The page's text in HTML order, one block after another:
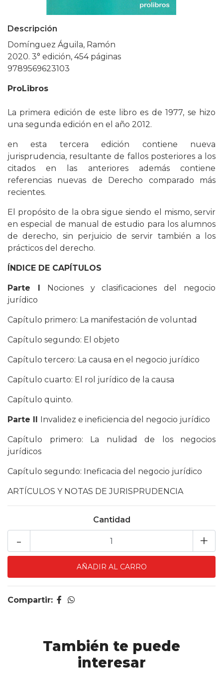
Descripción
Domínguez Águila, Ramón
2020. 3° edición, 454 páginas
9789569623103
ProLibros
La primera edición de este libro es de 1977, se hizo
una segunda edición en el año 2012.
en esta tercera edición contiene nueva
jurisprudencia, resultante de fallos posteriores a los
citados en las anteriores además contiene
referencias nuevas de Derecho comparado más
recientes.
El propósito de la obra sigue siendo el mismo, servir
en especial de manual de estudio para los alumnos
de derecho, sin perjuicio de servir también a los
prácticos del derecho.
ÍNDICE DE CAPÍTULOS
Parte I Nociones y clasificaciones del negocio
jurídico
Capítulo primero: La manifestación de voluntad
Capítulo segundo: El objeto
Capítulo tercero: La causa en el negocio jurídico
Capítulo cuarto: El rol jurídico de la causa
Capítulo quinto.
Parte II Invalidez e ineficiencia del negocio jurídico
Capítulo primero: La nulidad de los negocios
jurídicos
Capítulo segundo: Ineficacia del negocio jurídico
ARTÍCULOS Y NOTAS DE JURISPRUDENCIA
Cantidad
+
-
Compartir:
También te puede
interesar